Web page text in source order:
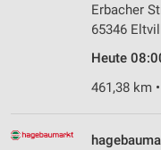
Erbacher
65346
Heute
461,38 km